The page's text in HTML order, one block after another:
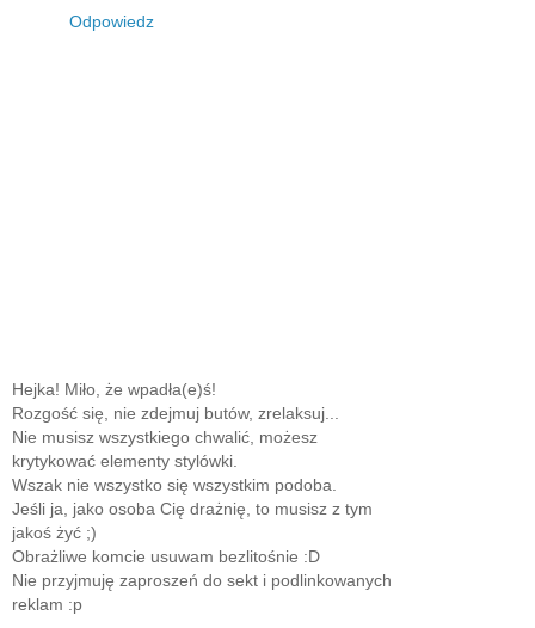
Odpowiedz
Hejka! Miło, że wpadła(e)ś!
Rozgość się, nie zdejmuj butów, zrelaksuj...
Nie musisz wszystkiego chwalić, możesz
krytykować elementy stylówki.
Wszak nie wszystko się wszystkim podoba.
Jeśli ja, jako osoba Cię drażnię, to musisz z tym
jakoś żyć ;)
Obrażliwe komcie usuwam bezlitośnie :D
Nie przyjmuję zaproszeń do sekt i podlinkowanych
reklam :p